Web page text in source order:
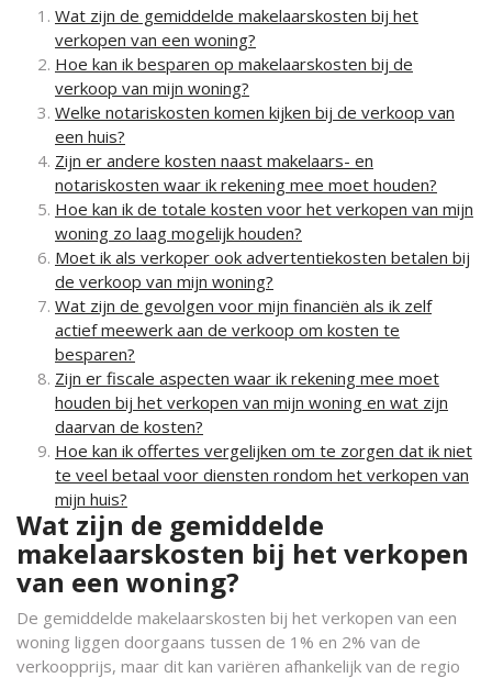
Wat zijn de gemiddelde makelaarskosten bij het
verkopen van een woning?
Hoe kan ik besparen op makelaarskosten bij de
verkoop van mijn woning?
Welke notariskosten komen kijken bij de verkoop van
een huis?
Zijn er andere kosten naast makelaars- en
notariskosten waar ik rekening mee moet houden?
Hoe kan ik de totale kosten voor het verkopen van mijn
woning zo laag mogelijk houden?
Moet ik als verkoper ook advertentiekosten betalen bij
de verkoop van mijn woning?
Wat zijn de gevolgen voor mijn financiën als ik zelf
actief meewerk aan de verkoop om kosten te
besparen?
Zijn er fiscale aspecten waar ik rekening mee moet
houden bij het verkopen van mijn woning en wat zijn
daarvan de kosten?
Hoe kan ik offertes vergelijken om te zorgen dat ik niet
te veel betaal voor diensten rondom het verkopen van
mijn huis?
Wat zijn de gemiddelde
makelaarskosten bij het verkopen
van een woning?
De gemiddelde makelaarskosten bij het verkopen van een
woning liggen doorgaans tussen de 1% en 2% van de
verkoopprijs, maar dit kan variëren afhankelijk van de regio